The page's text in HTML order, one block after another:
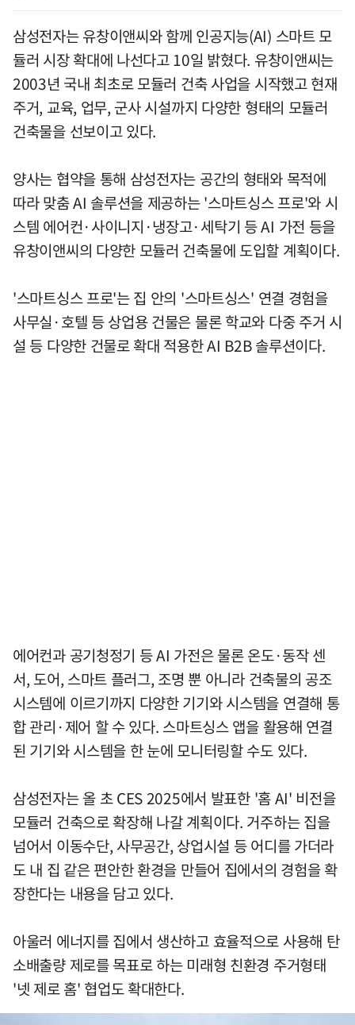
삼성전자는 유창이앤씨와 함께 인공지능(AI) 스마트 모
듈러 시장 확대에 나선다고 10일 밝혔다. 유창이앤씨는
2003년 국내 최초로 모듈러 건축 사업을 시작했고 현재
주거, 교육, 업무, 군사 시설까지 다양한 형태의 모듈러
건축물을 선보이고 있다.
양사는 협약을 통해 삼성전자는 공간의 형태와 목적에
따라 맞춤 AI 솔루션을 제공하는 '스마트싱스 프로'와 시
스템 에어컨·사이니지·냉장고·세탁기 등 AI 가전 등을
유창이앤씨의 다양한 모듈러 건축물에 도입할 계획이다.
'스마트싱스 프로'는 집 안의 '스마트싱스' 연결 경험을
사무실·호텔 등 상업용 건물은 물론 학교와 다중 주거 시
설 등 다양한 건물로 확대 적용한 AI B2B 솔루션이다.
에어컨과 공기청정기 등 AI 가전은 물론 온도·동작 센
서, 도어, 스마트 플러그, 조명 뿐 아니라 건축물의 공조
시스템에 이르기까지 다양한 기기와 시스템을 연결해 통
합 관리·제어 할 수 있다. 스마트싱스 앱을 활용해 연결
된 기기와 시스템을 한 눈에 모니터링할 수도 있다.
삼성전자는 올 초 CES 2025에서 발표한 '홈 AI' 비전을
모듈러 건축으로 확장해 나갈 계획이다. 거주하는 집을
넘어서 이동수단, 사무공간, 상업시설 등 어디를 가더라
도 내 집 같은 편안한 환경을 만들어 집에서의 경험을 확
장한다는 내용을 담고 있다.
아울러 에너지를 집에서 생산하고 효율적으로 사용해 탄
소배출량 제로를 목표로 하는 미래형 친환경 주거형태
'넷 제로 홈' 협업도 확대한다.